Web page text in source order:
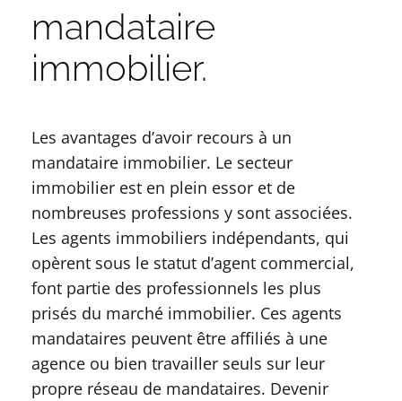
mandataire
immobilier.
Les avantages d’avoir recours à un
mandataire immobilier. Le secteur
immobilier est en plein essor et de
nombreuses professions y sont associées.
Les agents immobiliers indépendants, qui
opèrent sous le statut d’agent commercial,
font partie des professionnels les plus
prisés du marché immobilier. Ces agents
mandataires peuvent être affiliés à une
agence ou bien travailler seuls sur leur
propre réseau de mandataires. Devenir